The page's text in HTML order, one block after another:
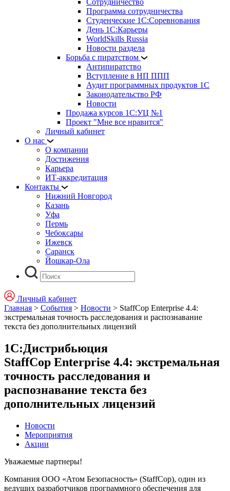
Сотрудничество
Программа сотрудничества
Студенческие 1С:Соревнования
День 1С:Карьеры
WorldSkills Russia
Новости раздела
Борьба с пиратством
Антипиратство
Вступление в НП ППП
Аудит программных продуктов 1С
Законодательство РФ
Новости
Продажа курсов 1С:УЦ №1
Проект "Мне все нравится"
Личный кабинет
О нас
О компании
Достижения
Карьера
ИТ-аккредитация
Контакты
Нижний Новгород
Казань
Уфа
Пермь
Чебоксары
Ижевск
Саранск
Йошкар-Ола
Личный кабинет
Главная > События > Новости > StaffCop Enterprise 4.4:
экстремальная точность расследования и распознавание
текста без дополнительных лицензий
1С:Дистрибьюция
StaffCop Enterprise 4.4: экстремальная
точность расследования и
распознавание текста без
дополнительных лицензий
Новости
Мероприятия
Акции
Уважаемые партнеры!
Компания ООО «Атом Безопасность» (StaffCop), один из
ведущих разработчиков программного обеспечения для